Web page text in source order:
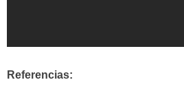
Referencias: